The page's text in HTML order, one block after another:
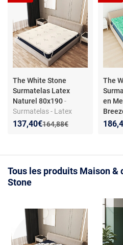
The White Stone
Surmatelas Latex
Naturel 80x190-
Surmatelas - Latex
naturel - 80x190 cm -
Ancien prix :
164,88€
Nouveau prix :
137,40€
Réduction de :
The
en
Tous les produits Maison &
Stone